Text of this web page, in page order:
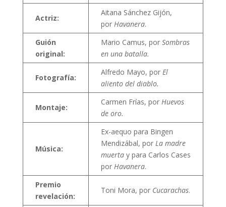
Actriz:
Aitana Sánchez Gijón,
por Havanera.
Guión
original:
Mario Camus, por Sombras
en una batalla.
Fotografía:
Alfredo Mayo, por El
aliento del diablo.
Montaje:
Carmen Frías, por Huevos
de oro.
Música:
Ex-aequo para Bingen
Mendizábal, por La madre
muertay para Carlos Cases
por Havanera.
Premio
revelación:
Toni Mora, por Cucarachas.